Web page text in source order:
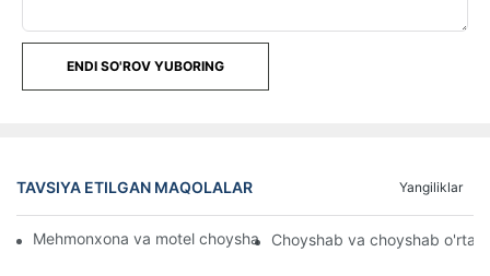
ENDI SO'ROV YUBORING
TAVSIYA ETILGAN MAQOLALAR Yangiliklar
Mehmonxona va motel choyshablarini ulgurji Onlaynda sotib
Choyshab va choyshab